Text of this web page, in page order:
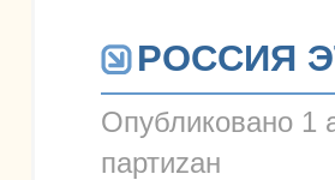
РОССИЯ
Опубликовано 1
партиzан